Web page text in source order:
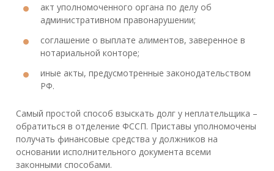
акт уполномоченного органа по делу об
административном правонарушении;
соглашение о выплате алиментов, заверенное в
нотариальной конторе;
иные акты, предусмотренные законодательством
РФ.
Самый простой способ взыскать долг у неплательщика –
обратиться в отделение ФССП. Приставы уполномочены
получать финансовые средства у должников на
основании исполнительного документа всеми
законными способами.